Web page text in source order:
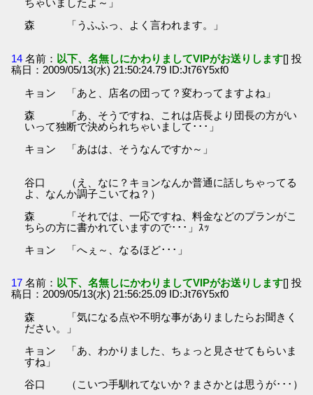
ちゃいましたよ～」
森 「うふふっ、よく言われます。」
14 名前： 以下、名無しにかわりましてVIPがお送りします[] 投
稿日：2009/05/13(水) 21:50:24.79 ID:Jt76Y5xf0
キョン 「あと、店名の団って？変わってますよね」
森 「あ、そうですね、これは店長より団長の方がい
いって独断で決められちゃいまして･･･」
キョン 「あはは、そうなんですか～」
谷口 （え、なに？キョンなんか普通に話しちゃってる
よ、なんか調子こいてね？）
森 「それでは、一応ですね、料金などのプランがこ
ちらの方に書かれていますので･･･」ｽｯ
キョン 「へぇ～、なるほど･･･」
17 名前： 以下、名無しにかわりましてVIPがお送りします[] 投
稿日：2009/05/13(水) 21:56:25.09 ID:Jt76Y5xf0
森 「気になる点や不明な事がありましたらお聞きく
ださい。」
キョン 「あ、わかりました、ちょっと見させてもらいま
すね」
谷口 （こいつ手馴れてないか？まさかとは思うが･･･）